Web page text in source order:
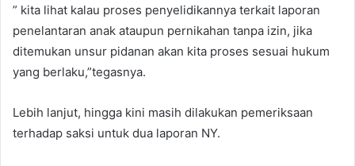
” kita lihat kalau proses penyelidikannya terkait laporan
penelantaran anak ataupun pernikahan tanpa izin, jika
ditemukan unsur pidanan akan kita proses sesuai hukum
yang berlaku,”tegasnya.
Lebih lanjut, hingga kini masih dilakukan pemeriksaan
terhadap saksi untuk dua laporan NY.